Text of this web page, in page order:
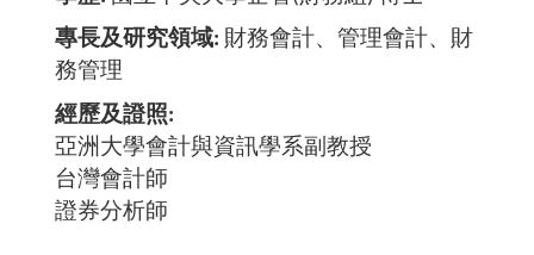
專長及研究領域 財務會計、管理會計、財
務管理
經歷及證照
亞洲大學會計與資訊學系副教授
台灣會計師
證券分析師